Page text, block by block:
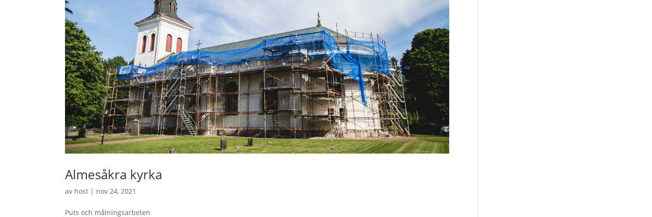
Almesåkra kyrka
av host | nov 24, 2021
Puts och målningsarbeten